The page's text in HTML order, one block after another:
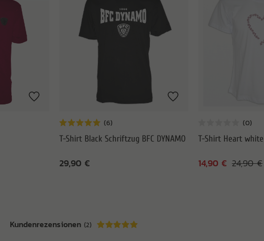
T-Shirt Black Schriftzug BFC DYNAMO
29,90 €
T-Shirt Heart white
24,90 €
14,90 €
Kundenrezensionen (2)